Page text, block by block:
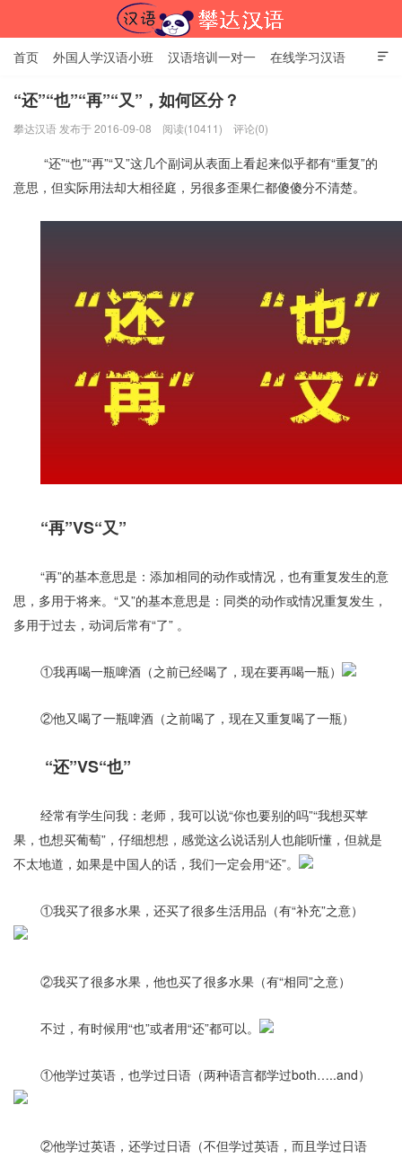

首页 外国人学汉语小班 汉语培训一对一 在线学习汉语
中国文化体验课 HSK考试时间 对外汉语老师
关于我们 加入【攀达汉语】
“还”“也”“再”“又”，如何区分？
攀达汉语 发布于 2016-09-08 阅读(10411) 评论(0)
“还”“也”“再”“又”这几个副词从表面上看起来似乎都有“重复”的
意思，但实际用法却大相径庭，另很多歪果仁都傻傻分不清楚。
“再”VS“又”
“再”的基本意思是：添加相同的动作或情况，也有重复发生的意
思，多用于将来。“又”的基本意思是：同类的动作或情况重复发生，
多用于过去，动词后常有“了” 。
①我再喝一瓶啤酒（之前已经喝了，现在要再喝一瓶）
②他又喝了一瓶啤酒（之前喝了，现在又重复喝了一瓶）
“还”VS“也”
经常有学生问我：老师，我可以说“你也要别的吗”“我想买苹
果，也想买葡萄”，仔细想想，感觉这么说话别人也能听懂，但就是
不太地道，如果是中国人的话，我们一定会用“还”。
①我买了很多水果，还买了很多生活用品（有“补充”之意）
②我买了很多水果，他也买了很多水果（有“相同”之意）
不过，有时候用“也”或者用“还”都可以。
①他学过英语，也学过日语（两种语言都学过both…..and）
②他学过英语，还学过日语（不但学过英语，而且学过日语